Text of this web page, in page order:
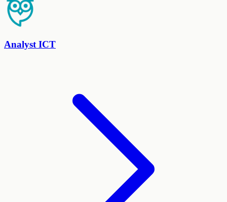
Analyst ICT